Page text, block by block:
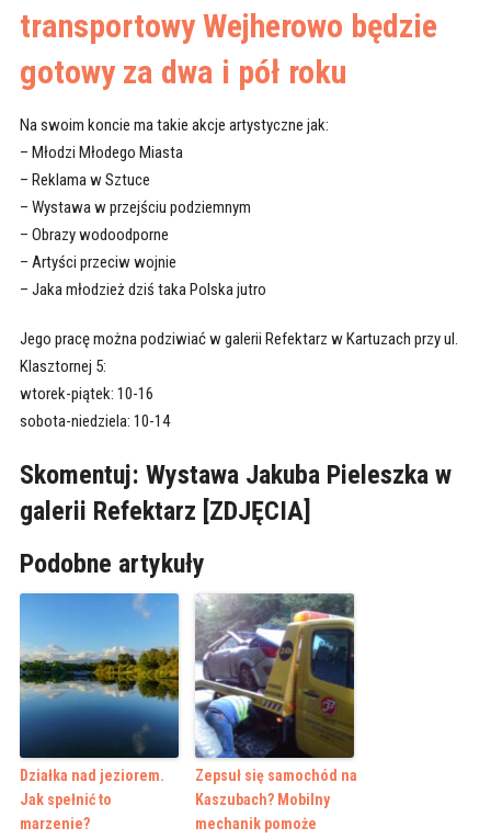
transportowy Wejherowo będzie
gotowy za dwa i pół roku
Na swoim koncie ma takie akcje artystyczne jak:
– Młodzi Młodego Miasta
– Reklama w Sztuce
– Wystawa w przejściu podziemnym
– Obrazy wodoodporne
– Artyści przeciw wojnie
– Jaka młodzież dziś taka Polska jutro
Jego pracę można podziwiać w galerii Refektarz w Kartuzach przy ul.
Klasztornej 5:
wtorek-piątek: 10-16
sobota-niedziela: 10-14
Skomentuj: Wystawa Jakuba Pieleszka w
galerii Refektarz [ZDJĘCIA]
Podobne artykuły
Działka nad jeziorem.
Jak spełnić to
marzenie?
Zepsuł się samochód na
Kaszubach? Mobilny
mechanik pomoże